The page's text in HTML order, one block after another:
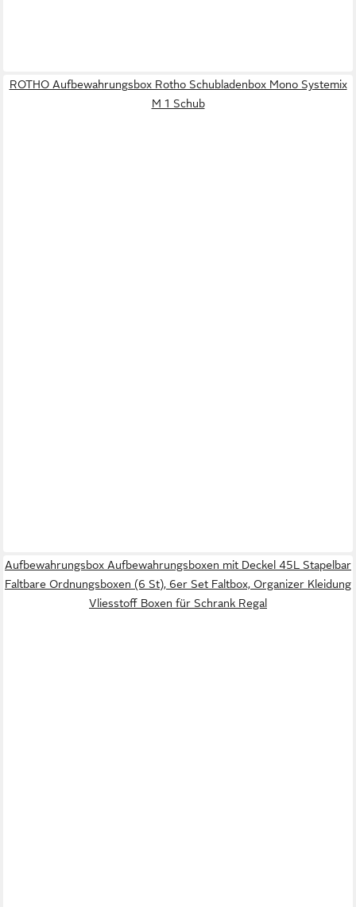
ROTHO Aufbewahrungsbox Rotho Schubladenbox Mono Systemix
M 1 Schub
Aufbewahrungsbox Aufbewahrungsboxen mit Deckel 45L Stapelbar
Faltbare Ordnungsboxen (6 St), 6er Set Faltbox, Organizer Kleidung
Vliesstoff Boxen für Schrank Regal